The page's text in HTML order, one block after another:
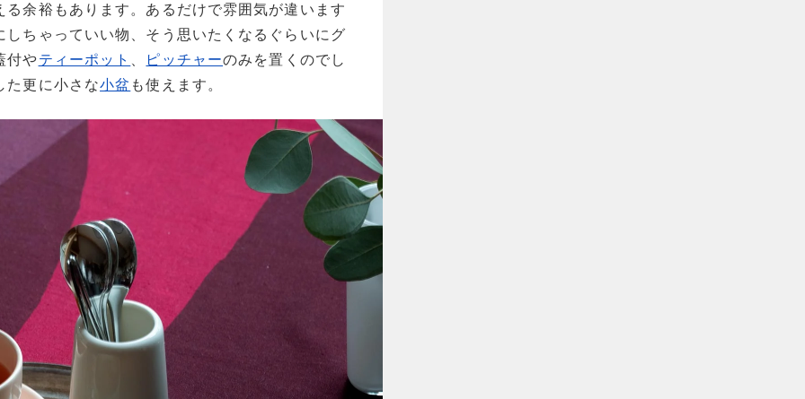
る余裕もあります。あるだけで雰囲気が違います
しちゃっていい物、そう思いたくなるぐらいにグ
付やティーポット ピッチャーのみを置くのでし
た更に小さな小盆 も使えます。